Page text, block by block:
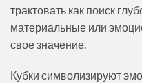
трактовать как поиск
материальные или
свое значение.
Кубки символизируют